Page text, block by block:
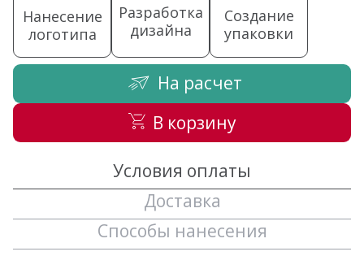
Нанесение
логотипа
Разработка
дизайна
Создание
упаковки
На расчет
В корзину
Условия оплаты
Доставка
Способы нанесения